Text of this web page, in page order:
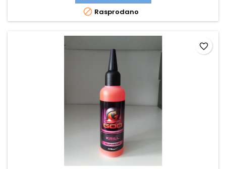
 Rasprodano
favorite_border